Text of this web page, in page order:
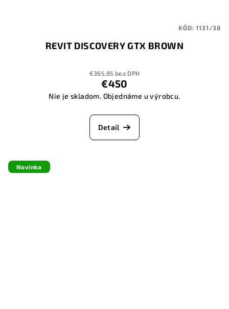
REVIT DISCOVERY GTX BROWN
€365,85 bez DPH
€450
Nie je skladom. Objednáme u výrobcu.
Detail
KÓD:1131/38
Novinka